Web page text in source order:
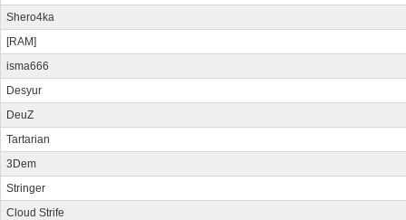
Shero4ka
[RAM]
isma666
Desyur
DeuZ
Tartarian
3Dem
Stringer
Cloud Strife